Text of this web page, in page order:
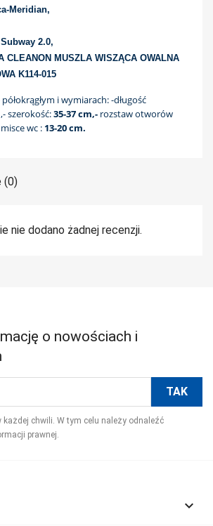
Meridian,
2.0,
CLEANON MUSZLA WISZĄCA OWALNA
K114-015
i wymiarach:-długość
,- szerokość:35-37 cm,- rozstaw otworów
wc : 13-20 cm.
(0)
nie dodano żadnej recenzji.
o nowościach i
chwili. W tym celu należy odnaleźć
prawnej.
